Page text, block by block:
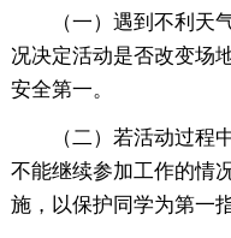
（一）遇到不利天气
况决定活动是否改变场
安全第一。
（二）若活动过程中
不能继续参加工作的情
施，以保护同学为第一